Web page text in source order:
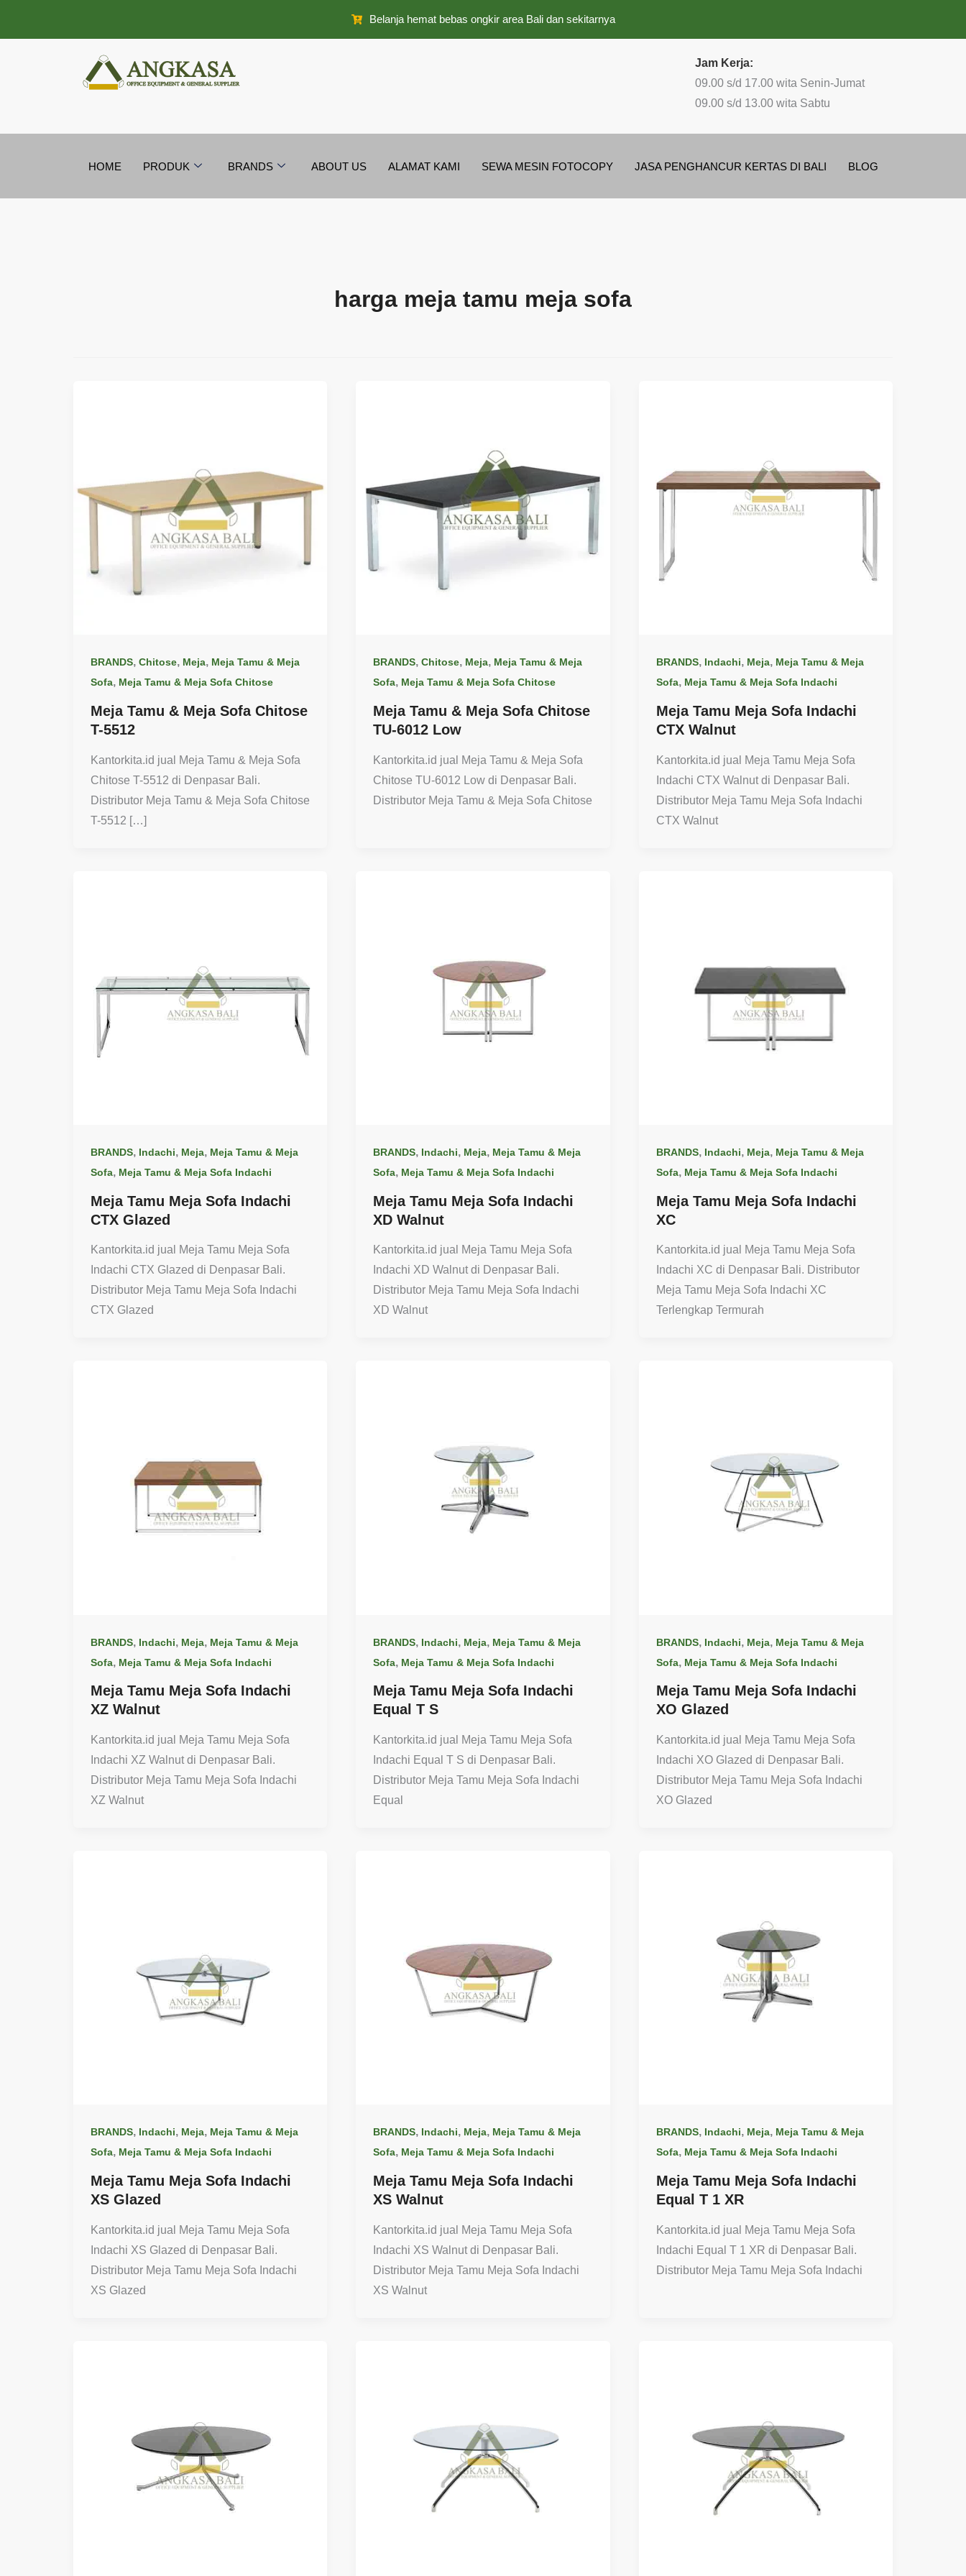
Belanja hemat bebas ongkir area Bali dan sekitarnya
Jam Kerja:
09.00 s/d 17.00 wita Senin-Jumat
09.00 s/d 13.00 wita Sabtu
HOME PRODUK BRANDS ABOUT US ALAMAT KAMI SEWA MESIN FOTOCOPY JASA PENGHANCUR KERTAS DI BALI BLOG
harga meja tamu meja sofa
BRANDS, Chitose, Meja, Meja Tamu & Meja
Sofa, Meja Tamu & Meja Sofa Chitose
Meja Tamu & Meja Sofa Chitose
T-5512
Kantorkita.id jual Meja Tamu & Meja Sofa
Chitose T-5512 di Denpasar Bali.
Distributor Meja Tamu & Meja Sofa Chitose
T-5512 […]
BRANDS,Chitose, Meja, Meja Tamu & Meja
Sofa, Meja Tamu & Meja Sofa Chitose
Meja Tamu & Meja Sofa Chitose
TU-6012 Low
Kantorkita.id jual Meja Tamu & Meja Sofa
Chitose TU-6012 Low di Denpasar Bali.
Distributor Meja Tamu & Meja Sofa Chitose
BRANDS, Indachi, Meja, Meja Tamu & Meja
Sofa, Meja Tamu & Meja Sofa Indachi
Meja Tamu Meja Sofa Indachi
CTX Walnut
Kantorkita.id jual Meja Tamu Meja Sofa
Indachi CTX Walnut di Denpasar Bali.
Distributor Meja Tamu Meja Sofa Indachi
CTX Walnut
BRANDS, Indachi, Meja, Meja Tamu & Meja
Sofa, Meja Tamu & Meja Sofa Indachi
Meja Tamu Meja Sofa Indachi
CTX Glazed
Kantorkita.id jual Meja Tamu Meja Sofa
Indachi CTX Glazed di Denpasar Bali.
Distributor Meja Tamu Meja Sofa Indachi
CTX Glazed
BRANDS, Indachi, Meja, Meja Tamu & Meja
Sofa, Meja Tamu & Meja Sofa Indachi
Meja Tamu Meja Sofa Indachi
XD Walnut
Kantorkita.id jual Meja Tamu Meja Sofa
Indachi XD Walnut di Denpasar Bali.
Distributor Meja Tamu Meja Sofa Indachi
XD Walnut
BRANDS, Indachi, Meja, Meja Tamu & Meja
Sofa, Meja Tamu & Meja Sofa Indachi
Meja Tamu Meja Sofa Indachi
XC
Kantorkita.id jual Meja Tamu Meja Sofa
Indachi XC di Denpasar Bali. Distributor
Meja Tamu Meja Sofa Indachi XC
Terlengkap Termurah
BRANDS, Indachi, Meja, Meja Tamu & Meja
Sofa, Meja Tamu & Meja Sofa Indachi
Meja Tamu Meja Sofa Indachi
XZ Walnut
Kantorkita.id jual Meja Tamu Meja Sofa
Indachi XZ Walnut di Denpasar Bali.
Distributor Meja Tamu Meja Sofa Indachi
XZ Walnut
BRANDS, Indachi, Meja, Meja Tamu & Meja
Sofa, Meja Tamu & Meja Sofa Indachi
Meja Tamu Meja Sofa Indachi
Equal T S
Kantorkita.id jual Meja Tamu Meja Sofa
Indachi Equal T S di Denpasar Bali.
Distributor Meja Tamu Meja Sofa Indachi
Equal
BRANDS, Indachi, Meja, Meja Tamu & Meja
Sofa, Meja Tamu & Meja Sofa Indachi
Meja Tamu Meja Sofa Indachi
XO Glazed
Kantorkita.id jual Meja Tamu Meja Sofa
Indachi XO Glazed di Denpasar Bali.
Distributor Meja Tamu Meja Sofa Indachi
XO Glazed
BRANDS, Indachi, Meja, Meja Tamu & Meja
Sofa, Meja Tamu & Meja Sofa Indachi
Meja Tamu Meja Sofa Indachi
XS Glazed
Kantorkita.id jual Meja Tamu Meja Sofa
Indachi XS Glazed di Denpasar Bali.
Distributor Meja Tamu Meja Sofa Indachi
XS Glazed
BRANDS, Indachi, Meja, Meja Tamu & Meja
Sofa, Meja Tamu & Meja Sofa Indachi
Meja Tamu Meja Sofa Indachi
XS Walnut
Kantorkita.id jual Meja Tamu Meja Sofa
Indachi XS Walnut di Denpasar Bali.
Distributor Meja Tamu Meja Sofa Indachi
XS Walnut
BRANDS, Indachi, Meja, Meja Tamu & Meja
Sofa, Meja Tamu & Meja Sofa Indachi
Meja Tamu Meja Sofa Indachi
Equal T 1 XR
Kantorkita.id jual Meja Tamu Meja Sofa
Indachi Equal T 1 XR di Denpasar Bali.
Distributor Meja Tamu Meja Sofa Indachi